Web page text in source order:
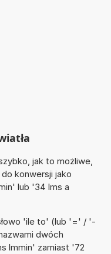
jak to możliwe,
konwersji jako
lub '34 lms a
'ile to' (lub '=' / '-
dwóch
lmmin' zamiast '72